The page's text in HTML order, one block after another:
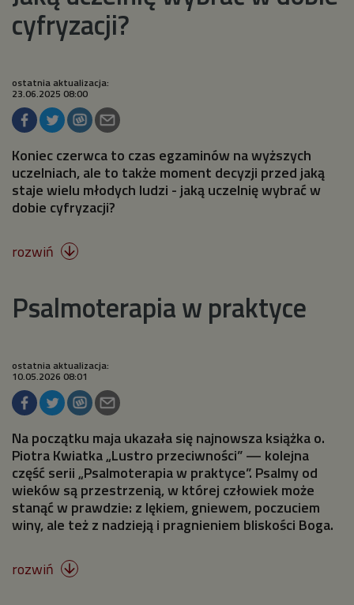
cyfryzacji?
ostatnia aktualizacja:
23.06.2025 08:00
Koniec czerwca to czas egzaminów na wyższych
uczelniach, ale to także moment decyzji przed jaką
staje wielu młodych ludzi - jaką uczelnię wybrać w
dobie cyfryzacji?
rozwiń 
Psalmoterapia w praktyce
ostatnia aktualizacja:
10.05.2026 08:01
Na początku maja ukazała się najnowsza książka o.
Piotra Kwiatka „Lustro przeciwności” — kolejna
część serii „Psalmoterapia w praktyce”. Psalmy od
wieków są przestrzenią, w której człowiek może
stanąć w prawdzie: z lękiem, gniewem, poczuciem
winy, ale też z nadzieją i pragnieniem bliskości Boga.
rozwiń 